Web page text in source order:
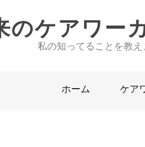
のケアワー
私の知ってることを教え
ホーム ケア